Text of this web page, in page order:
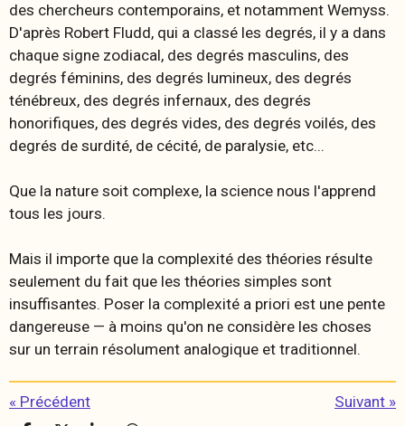
des chercheurs contemporains, et notamment Wemyss.
D'après Robert Fludd, qui a classé les degrés, il y a dans
chaque signe zodiacal, des degrés masculins, des
degrés féminins, des degrés lumineux, des degrés
ténébreux, des degrés infernaux, des degrés
honorifiques, des degrés vides, des degrés voilés, des
degrés de surdité, de cécité, de paralysie, etc...
Que la nature soit complexe, la science nous l'apprend
tous les jours.
Mais il importe que la complexité des théories résulte
seulement du fait que les théories simples sont
insuffisantes. Poser la complexité a priori est une pente
dangereuse — à moins qu'on ne considère les choses
sur un terrain résolument analogique et traditionnel.
« Précédent Suivant »